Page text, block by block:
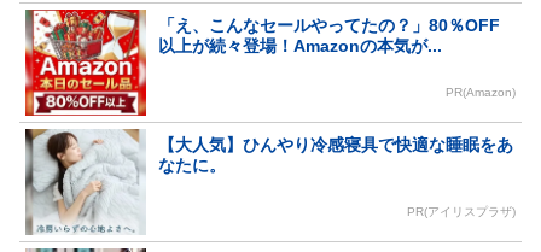
「え、こんなセールやってたの？」80％OFF
以上が続々登場！Amazonの本気が...
PR(Amazon)
【大人気】ひんやり冷感寝具で快適な睡眠をあ
なたに。
PR(アイリスプラザ)